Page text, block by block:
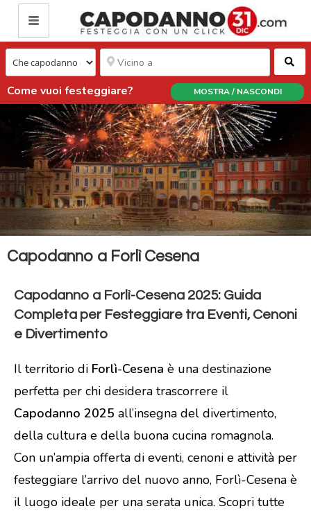
Come vuoi festeggiare? MOSTRA / NASCONDI
Capodanno a Forlì Cesena
Capodanno a Forlì-Cesena 2025: Guida
Completa per Festeggiare tra Eventi, Cenoni
e Divertimento
Il territorio di Forlì-Cesena è una destinazione
perfetta per chi desidera trascorrere il
Capodanno 2025 all’insegna del divertimento,
della cultura e della buona cucina romagnola.
Con un’ampia offerta di eventi, cenoni e attività per
festeggiare l’arrivo del nuovo anno, Forlì-Cesena è
il luogo ideale per una serata unica. Scopri tutte